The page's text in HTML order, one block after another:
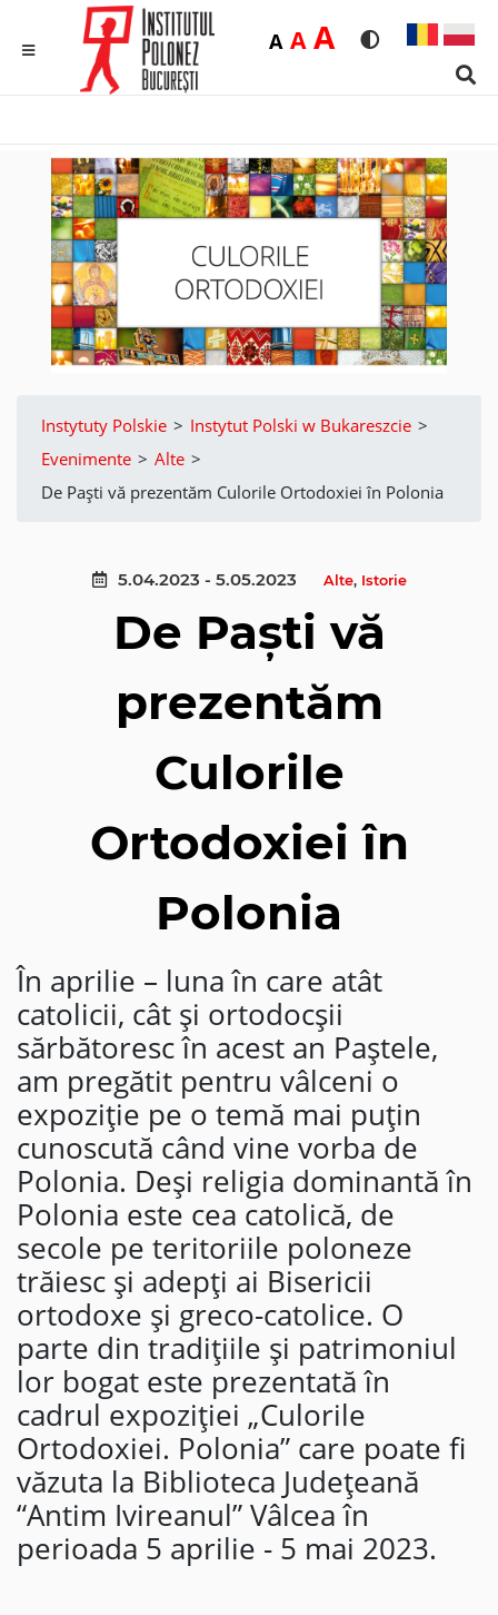
Rozmiar
ADomyślna
AŚrednia
ADużaWersja
Instytuty Polskie > Instytut Polski w Bukareszcie >
Evenimente > Alte >
De Paști vă prezentăm Culorile Ortodoxiei în Polonia
5.04.2023 - 5.05.2023 Alte, Istorie
De Paști vă
prezentăm
Culorile
Ortodoxiei în
Polonia
În aprilie – luna în care atât
catolicii, cât și ortodocșii
sărbătoresc în acest an Paștele,
am pregătit pentru vâlceni o
expoziție pe o temă mai puțin
cunoscută când vine vorba de
Polonia. Deși religia dominantă în
Polonia este cea catolică, de
secole pe teritoriile poloneze
trăiesc și adepți ai Bisericii
ortodoxe și greco-catolice. O
parte din tradițiile și patrimoniul
lor bogat este prezentată în
cadrul expoziției „Culorile
Ortodoxiei. Polonia” care poate fi
văzuta la Biblioteca Județeană
“Antim Ivireanul” Vâlcea în
perioada 5 aprilie - 5 mai 2023.